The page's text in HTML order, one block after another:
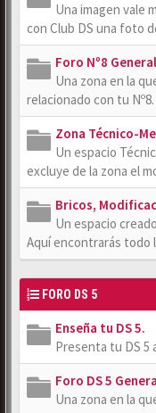
Una imagen vale
con Club DS una foto
Foro Nº8 General
Una zona en la
relacionado con tu Nº8.
Zona Técnico-
Un espacio
excluye de la zona el
Bricos,
Un espacio
Aquí encontrarás todo
FORO DS 5
Enseña tu DS 5.
Presenta tu DS 5
Foro DS 5
Una zona en la